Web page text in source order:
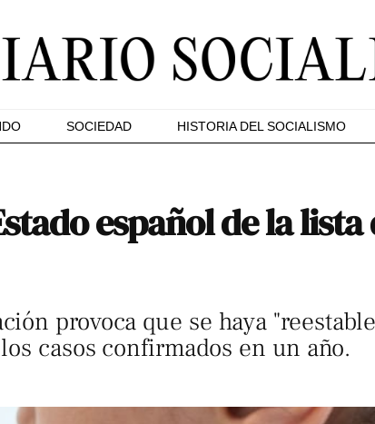
SOCIEDAD HISTORIA DEL SOCIALISMO
español de la
provoca que se haya
casos confirmados en un año.